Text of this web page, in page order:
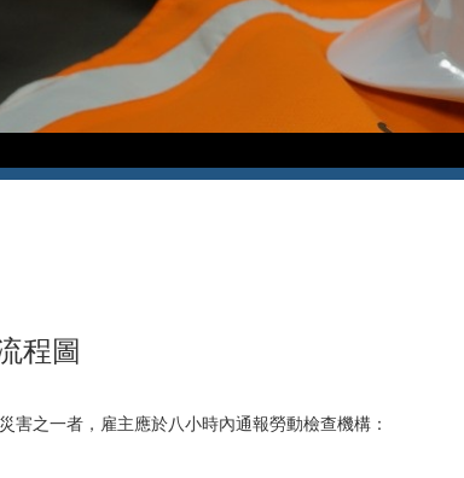
程圖
害之一者，雇主應於八小時內通報勞動檢查機構：